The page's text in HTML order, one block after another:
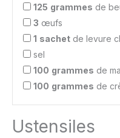
125 grammes de
3 œufs
1 sachet de levure
sel
100 grammes de
100 grammes de
Ustensiles